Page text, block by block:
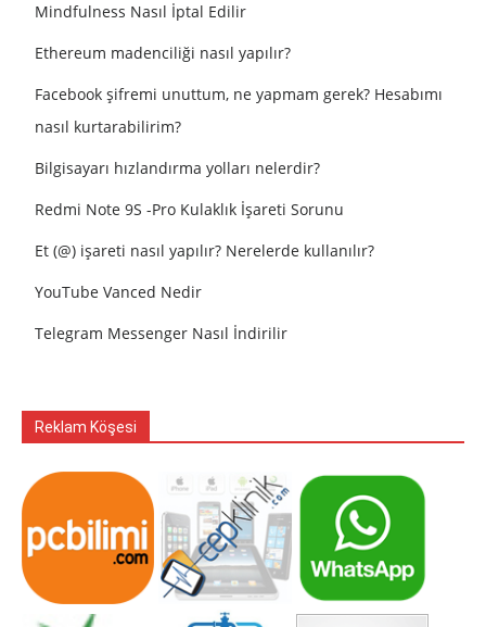
Mindfulness Nasıl İptal Edilir
Ethereum madenciliği nasıl yapılır?
Facebook şifremi unuttum, ne yapmam gerek? Hesabımı
nasıl kurtarabilirim?
Bilgisayarı hızlandırma yolları nelerdir?
Redmi Note 9S -Pro Kulaklık İşareti Sorunu
Et (@) işareti nasıl yapılır? Nerelerde kullanılır?
YouTube Vanced Nedir
Telegram Messenger Nasıl İndirilir
Reklam Köşesi